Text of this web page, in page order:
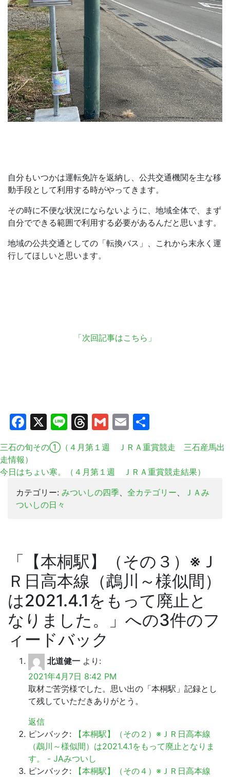
自分もいつかは運転免許を返納し、公共交通機関を主な移
動手段として利用する時がやってきます。
その時に不便な状況にならないように、地域全体で、まず
自分でできる範囲で利用する必要があるんだと思います。
地域の公共交通としての「転換バス」、これから末永く運
行してほしいと思います。
「次回記事はこちら」
Facebook
X LineThreads
Gmail
Email
有
三石の旬その①（４月第１週 ＪＲＡ重賞競走 三石産馬出
走情報）
今日はちょい寒。（４月第１週 ＪＲＡ重賞競走結果）
カテゴリー: みついしの四季 全カテゴリー
ＪＡみ
ついしの日々
「 【本桐駅】（その３）※Ｊ
Ｒ日高本線（鵡川～様似間）
は2021.4.1をもって廃止と
なりました。
」への3件のフ
ィードバック
北道健一 より:
2021年4月7日 8:42 PM
取材ご苦労様でした。思い出の「本桐駅」記録とし
て残していただきありがとう。
返信
ピンバック:
【本桐駅】（その２）※ＪＲ日高本線
（鵡川～様似間）は2021.4.1をもって廃止となりま
す。 - JAみついし
ピンバック:
【本桐駅】（その４）※ＪＲ日高本線